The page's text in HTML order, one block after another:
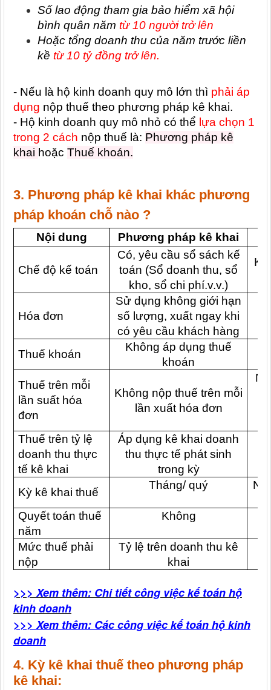
Số lao động tham gia bảo hiểm xã hội
bình quân năm từ 10 người trở lên
Hoặc tổng doanh thu của năm trước liền
kề từ 10 tỷ đồng trở lên.
- Nếu là hộ kinh doanh quy mô lớn thì phải áp
dụng nộp thuế theo phương pháp kê khai.
- Hộ kinh doanh quy mô nhỏ có thể lựa chọn 1
trong 2 cách nộp thuế là: Phương pháp kê
khai hoặc Thuế khoán.
3. Phương pháp kê khai khác phương
pháp khoán chỗ nào ?
Nội dung Phương pháp kê khai
Chế độ kế toán
Có, yêu cầu sổ sách kế
toán (Sổ doanh thu, sổ
kho, sổ chi phí.v.v.)
Hóa đơn
Sử dụng không giới hạn
số lượng, xuất ngay khi
có yêu cầu khách hàng
Thuế khoán
Không áp dụng thuế
khoán
Thuế trên mỗi
lần suất hóa
đơn
Không nộp thuế trên mỗi
lần xuất hóa đơn
Thuế trên tỷ lệ
doanh thu thực
tế kê khai
Áp dụng kê khai doanh
thu thực tế phát sinh
trong kỳ
Kỳ kê khai thuế
Tháng/ quý
Quyết toán thuế
năm
Không
Mức thuế phải
nộp
Tỷ lệ trên doanh thu kê
khai
>>> Xem thêm: Chi tiết công việc kế toán hộ
kinh doanh
>>> Xem thêm: Các công việc kế toán hộ kinh
doanh
4. Kỳ kê khai thuế theo phương pháp
kê khai: